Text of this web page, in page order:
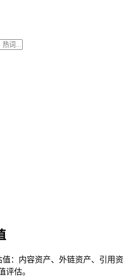
：内容资产、外链资产、引用资
评估。